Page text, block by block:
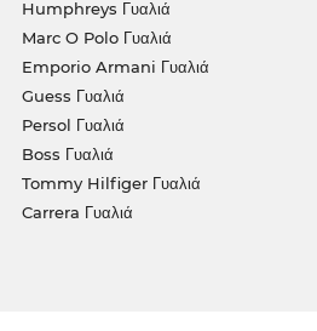
Humphreys Γυαλιά
Marc O Polo Γυαλιά
Emporio Armani Γυαλιά
Guess Γυαλιά
Persol Γυαλιά
Boss Γυαλιά
Tommy Hilfiger Γυαλιά
Carrera Γυαλιά